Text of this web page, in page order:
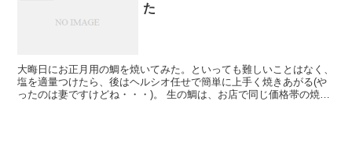
た
大晦日にお正月用の鯛を焼いてみた。といっても難しいことはなく、
塩を適量つけたら、後はヘルシオ任せで簡単に上手く焼きあがる(や
ったのは妻ですけどね・・・)。 生の鯛は、お店で同じ価格帯の焼い